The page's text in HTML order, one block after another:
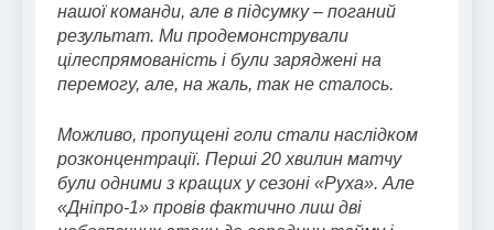
нашої команди, але в підсумку – поганий
результат. Ми продемонстрували
цілеспрямованість і були заряджені на
перемогу, але, на жаль, так не сталось.
Можливо, пропущені голи стали наслідком
розконцентрації. Перші 20 хвилин матчу
були одними з кращих у сезоні «Руха». Але
«Дніпро-1» провів фактично лиш дві